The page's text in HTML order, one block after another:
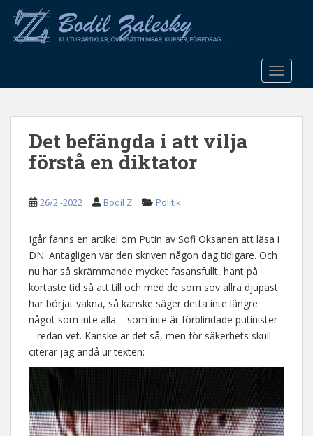
o
Det befängda i att vilja
förstå en diktator
26/2 -2022 Bodil Z Politik
Igår fanns en artikel om Putin av Sofi Oksanen att läsa i
DN. Antagligen var den skriven någon dag tidigare. Och
nu har så skrämmande mycket fasansfullt, hänt på
kortaste tid så att till och med de som sov allra djupast
har börjat vakna, så kanske säger detta inte längre
något som inte alla – som inte är förblindade putinister
– redan vet. Kanske är det så, men för säkerhets skull
citerar jag ändå ur texten: